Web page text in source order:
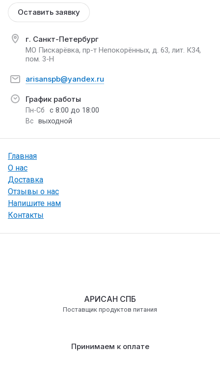
Оставить заявку
г. Санкт-Петербург
МО Пискарёвка, пр-т Непокорённых, д. 63, лит. К34,
пом. 3-Н
arisanspb@yandex.ru
График работы
Пн-Сб с 8:00 до 18:00
Вс выходной
Главная
О нас
Доставка
Отзывы о нас
Напишите нам
Контакты
АРИСАН СПБ
Поставщик продуктов питания
Принимаем к оплате